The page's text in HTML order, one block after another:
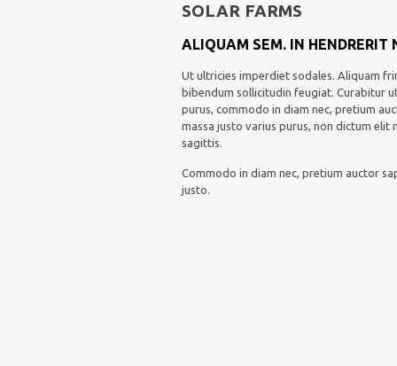
SOLAR FARMS
ALIQUAM SEM. IN HENDRERIT
Ut ultricies imperdiet sodales. Aliquam
bibendum sollicitudin feugiat. Curabitur
purus, commodo in diam nec, pretium
massa justo varius purus, non dictum elit
sagittis.
Commodo in diam nec, pretium auctor
justo.